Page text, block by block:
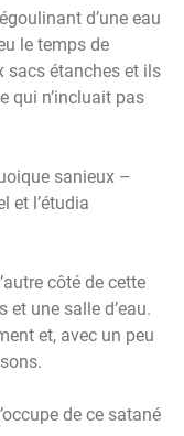
d’une eau
le temps de
sacs étanches et ils
qui n’incluait pas
sanieux –
et l’étudia
côté de cette
et une salle d’eau.
et, avec un peu
de ce satané